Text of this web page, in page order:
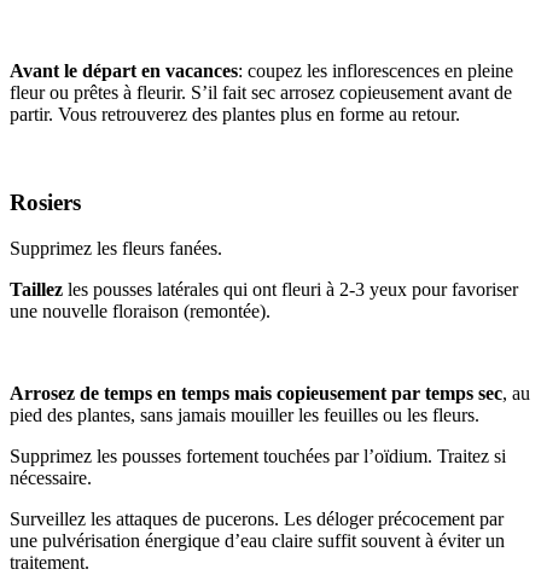
Avant le départ en vacances: coupez les inflorescences en pleine
fleur ou prêtes à fleurir. S’il fait sec arrosez copieusement avant de
partir. Vous retrouverez des plantes plus en forme au retour.
Rosiers
Supprimez les fleurs fanées.
Taillez les pousses latérales qui ont fleuri à 2-3 yeux pour favoriser
une nouvelle floraison (remontée).
Arrosez de temps en temps mais copieusement par temps sec, au
pied des plantes, sans jamais mouiller les feuilles ou les fleurs.
Supprimez les pousses fortement touchées par l’oïdium. Traitez si
nécessaire.
Surveillez les attaques de pucerons. Les déloger précocement par
une pulvérisation énergique d’eau claire suffit souvent à éviter un
traitement.